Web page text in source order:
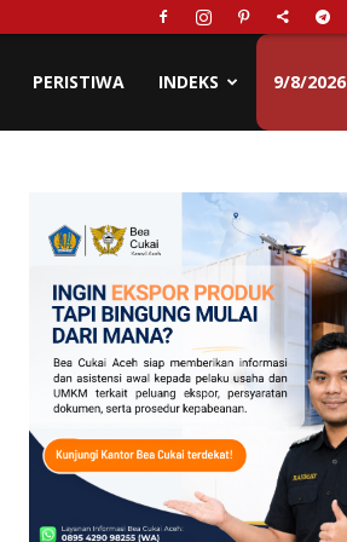
PERISTIWA INDEKS 9/8/2026